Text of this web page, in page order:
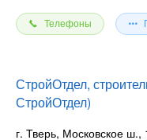
Телефоны
СтройОтдел,
СтройОтдел)
г. Тверь, Московское ш.,